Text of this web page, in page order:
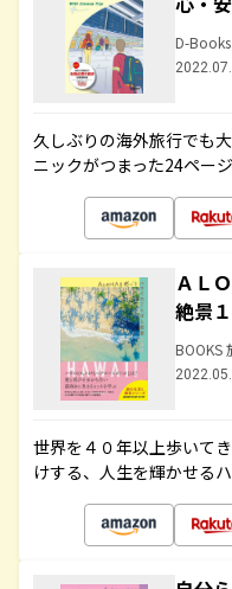
D-Books
久しぶりの海外旅行でも
ニックがつまった24ペー
ＡＬ
絶景
BOOKS
世界を４０年以上歩いて
けする、人生を輝かせる